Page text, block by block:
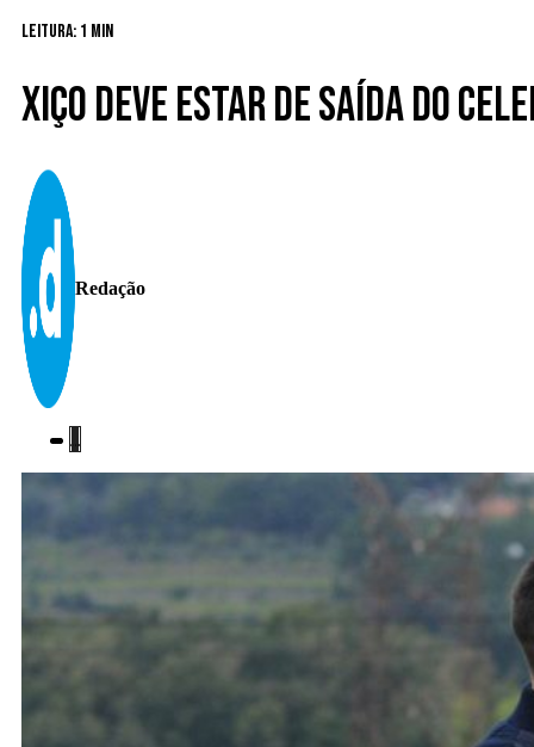
Leitura: 1 min
Xiço deve estar de saída do
Redação